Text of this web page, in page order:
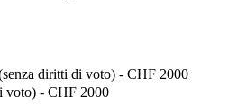
diritti di voto) - CHF 2000
voto) - CHF 2000